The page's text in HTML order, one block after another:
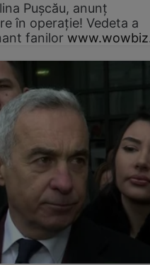
Pușcău, anunț
în operație! Vedeta a
fanilor